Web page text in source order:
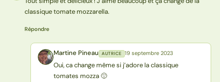
classique tomate mozzarella.
Répondre
MP Martine Pineau AUTRICE 19 septembre 2023
Oui, ca change même si j’adore la classique
tomates mozza 🙂